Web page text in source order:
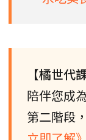
【橘世代
陪伴您成
第二階段